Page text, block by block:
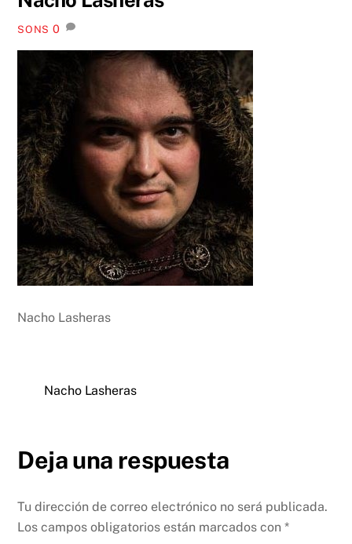
SONS 0
Nacho Lasheras
Nacho Lasheras
Deja una respuesta
Tu dirección de correo electrónico no será publicada.
Los campos obligatorios están marcados con*